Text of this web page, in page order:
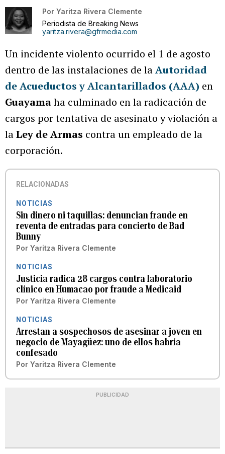
Por Yaritza Rivera Clemente
Periodista de Breaking News
yaritza.rivera@gfrmedia.com
Un incidente violento ocurrido el 1 de agosto
dentro de las instalaciones de laAutoridad
de Acueductos y Alcantarillados (AAA) en
Guayamaha culminado en la radicación de
cargos por tentativa de asesinato y violación a
laLey de Armas contra un empleado de la
corporación.
RELACIONADAS
NOTICIAS
Sin dinero ni taquillas: denuncian fraude en
reventa de entradas para concierto de Bad
Bunny
Por Yaritza Rivera Clemente
NOTICIAS
Justicia radica 28 cargos contra laboratorio
clínico en Humacao por fraude a Medicaid
Por Yaritza Rivera Clemente
NOTICIAS
Arrestan a sospechosos de asesinar a joven en
negocio de Mayagüez: uno de ellos habría
confesado
Por Yaritza Rivera Clemente
PUBLICIDAD